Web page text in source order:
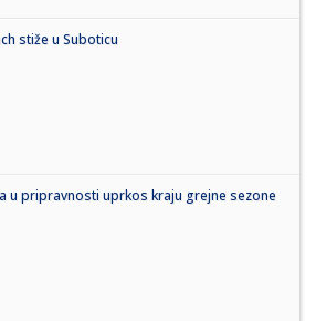
stiže u Suboticu
u pripravnosti uprkos kraju grejne sezone